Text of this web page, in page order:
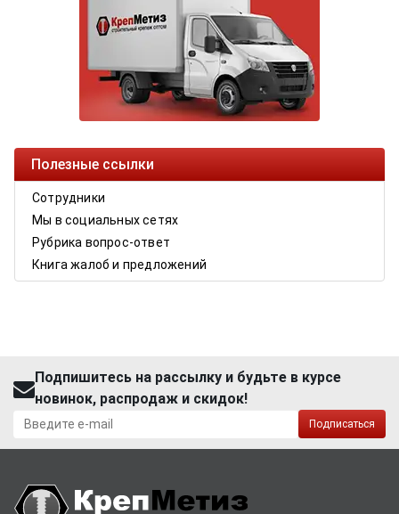
Полезные ссылки
Сотрудники
Мы в социальных сетях
Рубрика вопрос-ответ
Книга жалоб и предложений
Подпишитесь на рассылку и будьте в курсе
новинок, распродаж и скидок!
Подписаться